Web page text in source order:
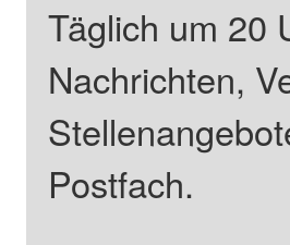
Täglich um 20
Nachrichten,
Postfach.